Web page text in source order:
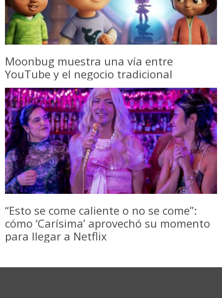
Moonbug muestra una vía entre
YouTube y el negocio tradicional
“Esto se come caliente o no se come”:
cómo ‘Carísima’ aprovechó su momento
para llegar a Netflix